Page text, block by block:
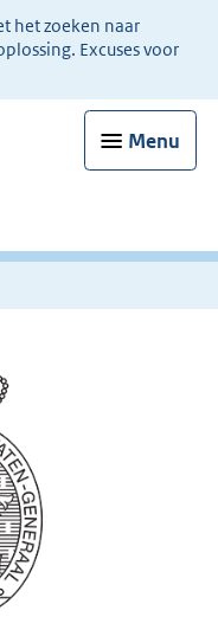
het zoeken naar
Excuses voor
Menu